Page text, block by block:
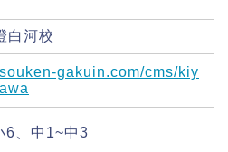
白河校
gakuin.com/cms/kiy
6、中1~中3